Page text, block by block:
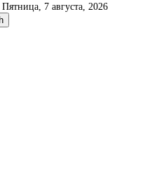
Пятница, 7 августа, 2026